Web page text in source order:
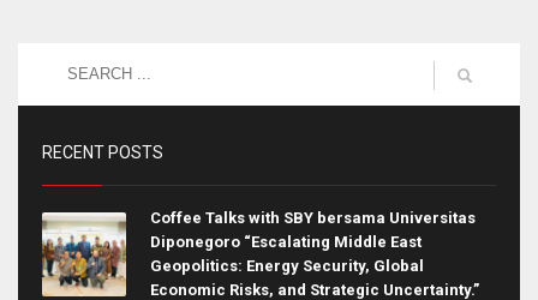
RECENT POSTS
Coffee Talks with SBY bersama Universitas
Diponegoro “Escalating Middle East
Geopolitics: Energy Security, Global
Economic Risks, and Strategic Uncertainty.”